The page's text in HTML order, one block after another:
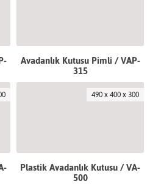
Avadanlık Kutusu Pimli / VAP-
315
490 x 400 x 300
Plastik Avadanlık Kutusu / VA-
500